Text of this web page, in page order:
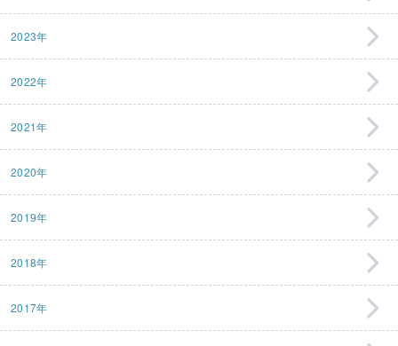
2023年
2022年
2021年
2020年
2019年
2018年
2017年